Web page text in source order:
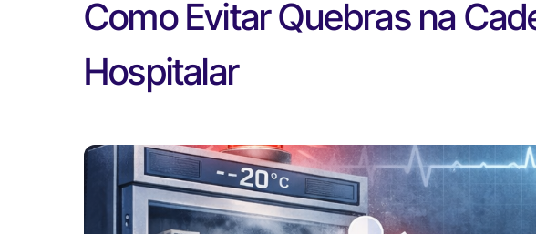
Como Evitar Quebras na
Hospitalar